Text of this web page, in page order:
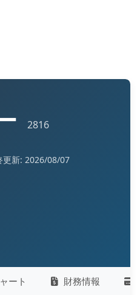
2816
更新: 2026/08/07
ート 財務情報